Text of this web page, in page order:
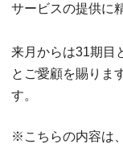
サービスの提供に
来月からは31期目
とご愛顧を賜りま
す。
※こちらの内容は